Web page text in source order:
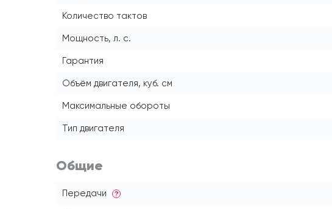
Количество тактов
Мощность, л. с.
Гарантия
Объём двигателя, куб. см
Максимальные обороты
Тип двигателя
Общие
Передачи ?